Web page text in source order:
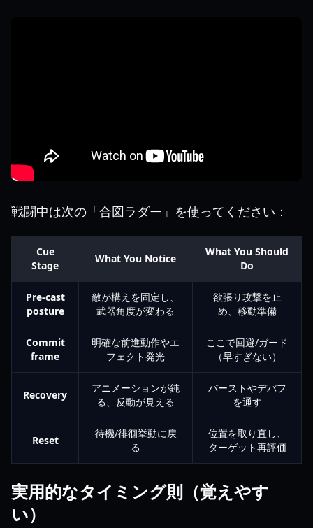
戦闘中は次の「合図ラダー」を使ってください：
Cue
Stage
What You Notice
What You Should
Do
Pre-cast
posture
敵が構えを固定し、
武器角度が変わる
欲張り攻撃を止
め、移動準備
Commit
frame
明確な前進動作やエ
フェクト発光
ここで回避/ガード
（早すぎない）
Recovery
アニメーションが鈍
る、反動が見える
バーストやデバフ
を通す
Reset
待機/徘徊挙動に戻
る
位置を取り直し、
ターゲット再評価
実用的なタイミング則（覚えやす
い）